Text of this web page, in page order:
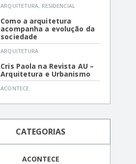
ARQUITETURA, RESIDENCIAL
Como a arquitetura
acompanha a evolução da
sociedade
ARQUITETURA
Cris Paola na Revista AU –
Arquitetura e Urbanismo
ACONTECE
CATEGORIAS
ACONTECE